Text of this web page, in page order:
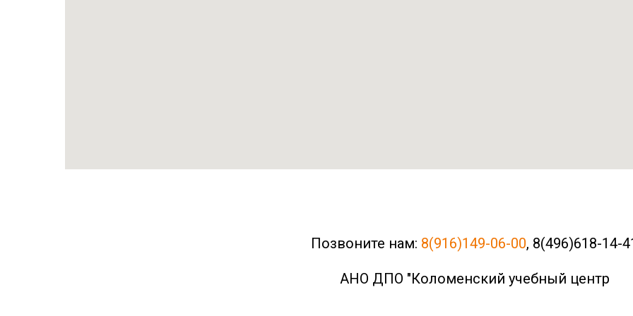
Позвоните нам: 8(916)149-06-00, 8(496)618-14-
АНО ДПО "Коломенский учебный центр